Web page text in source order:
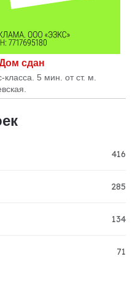
сдан
5 мин. от ст. м.
416
285
134
71